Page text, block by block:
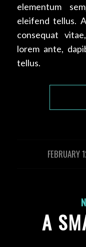
elementum
eleifend tellus.
consequat
lorem ante,
tellus.
FEBRUARY/
A